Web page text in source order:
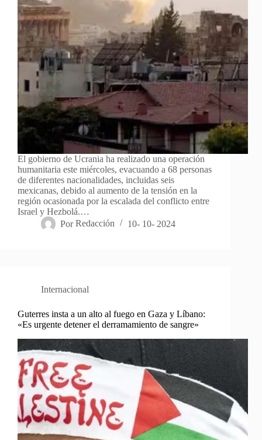
El gobierno de Ucrania ha realizado una operación
humanitaria este miércoles, evacuando a 68 personas
de diferentes nacionalidades, incluidas seis
mexicanas, debido al aumento de la tensión en la
región ocasionada por la escalada del conflicto entre
Israel y Hezbolá.…
Por Redacción 10- 10- 2024
Internacional
Guterres insta a un alto al fuego en Gaza y Líbano:
«Es urgente detener el derramamiento de sangre»